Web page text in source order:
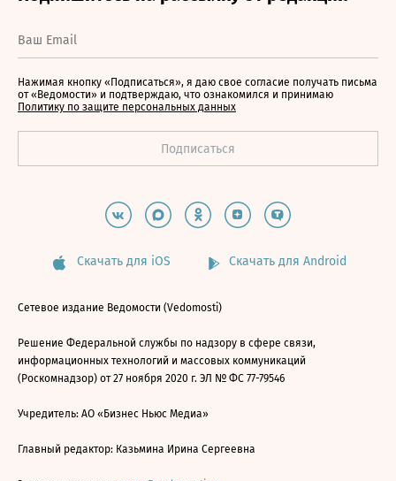
Нажимая кнопку «Подписаться», я даю свое согласие получать письма
от «Ведомости» и подтверждаю, что ознакомился и принимаю
Политику по защите персональных данных
Скачать для iOS Скачать для Android
Сетевое издание Ведомости (Vedomosti)
Решение Федеральной службы по надзору в сфере связи,
информационных технологий и массовых коммуникаций
(Роскомнадзор) от 27 ноября 2020 г. ЭЛ № ФС 77-79546
Учредитель: АО «Бизнес Ньюс Медиа»
Главный редактор: Казьмина Ирина Сергеевна